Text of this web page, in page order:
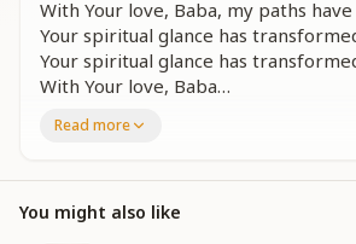
With Your love, Baba, my paths
Your spiritual glance has
Your spiritual glance has
With Your love, Baba…
मेरे मन की धरा पर तुम, गगन बनकर छाए हो।
नज़र तुम ही तो आए हो।
यही तो मन की चाहत थी, हमारे दिल की जो सुन
तुम्हारे प्यार से बाबा।।
Read more
You might also like